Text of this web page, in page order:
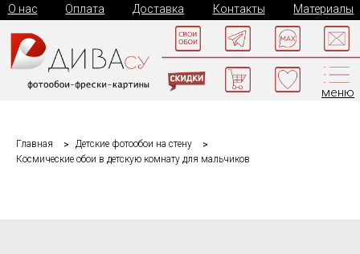
Контакты Материалы
О нас Доставка
Оплата
меню
Главная
Детские фотообои на стену
Космические обои в детскую комнату для мальчиков